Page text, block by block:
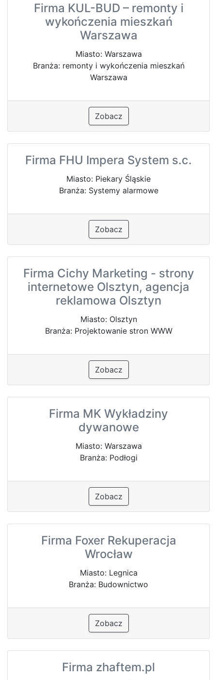
Firma KUL-BUD – remonty i
wykończenia mieszkań
Warszawa
Miasto: Warszawa
Branża: remonty i wykończenia mieszkań
Warszawa
Zobacz
Firma FHU Impera System s.c.
Miasto: Piekary Śląskie
Branża: Systemy alarmowe
Zobacz
Firma Cichy Marketing - strony
internetowe Olsztyn, agencja
reklamowa Olsztyn
Miasto: Olsztyn
Branża: Projektowanie stron WWW
Zobacz
Firma MK Wykładziny
dywanowe
Miasto: Warszawa
Branża: Podłogi
Zobacz
Firma Foxer Rekuperacja
Wrocław
Miasto: Legnica
Branża: Budownictwo
Zobacz
Firma zhaftem.pl